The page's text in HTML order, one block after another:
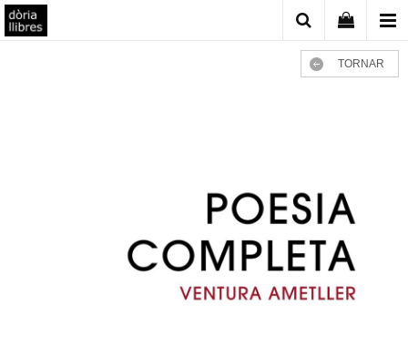
TORNAR